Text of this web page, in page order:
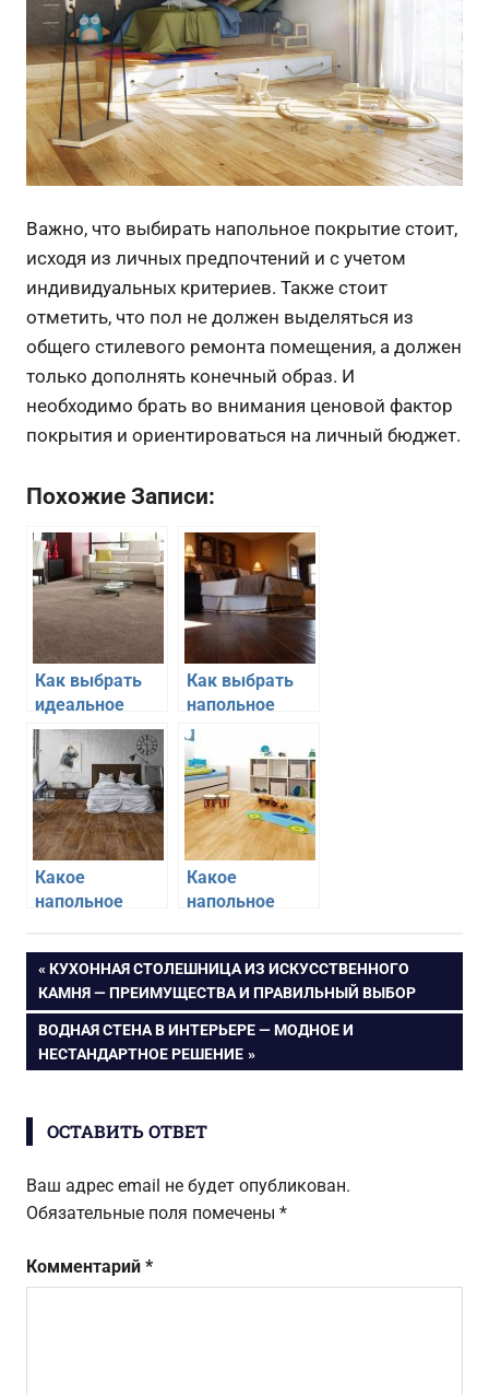
Важно, что выбирать напольное покрытие стоит,
исходя из личных предпочтений и с учетом
индивидуальных критериев. Также стоит
отметить, что пол не должен выделяться из
общего стилевого ремонта помещения, а должен
только дополнять конечный образ. И
необходимо брать во внимания ценовой фактор
покрытия и ориентироваться на личный бюджет.
Похожие Записи:
Как выбрать
идеальное
ковровое
покрытие
Как выбрать
напольное
покрытие для
спальни
Какое
напольное
идеально
подойдет для
спальни
Какое
напольное
лучше всего
подойдет для
детской
Навигация
по
записям
ПРЕДЫДУЩАЯ
ЗАПИСЬ:
КУХОННАЯ СТОЛЕШНИЦА ИЗ ИСКУССТВЕННОГО
КАМНЯ — ПРЕИМУЩЕСТВА И ПРАВИЛЬНЫЙ ВЫБОР
СЛЕДУЮЩАЯ
ЗАПИСЬ:
ВОДНАЯ СТЕНА В ИНТЕРЬЕРЕ — МОДНОЕ И
НЕСТАНДАРТНОЕ РЕШЕНИЕ
ОСТАВИТЬ ОТВЕТ
Ваш адрес email не будет опубликован.
Обязательные поля помечены *
Комментарий *